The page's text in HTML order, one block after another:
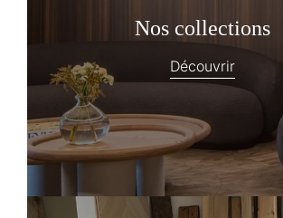
Nos collections
Découvrir